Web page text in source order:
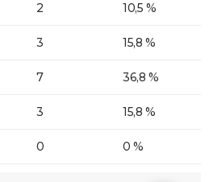
2 10,5 %
3 15,8 %
7 36,8 %
3 15,8 %
0 0 %